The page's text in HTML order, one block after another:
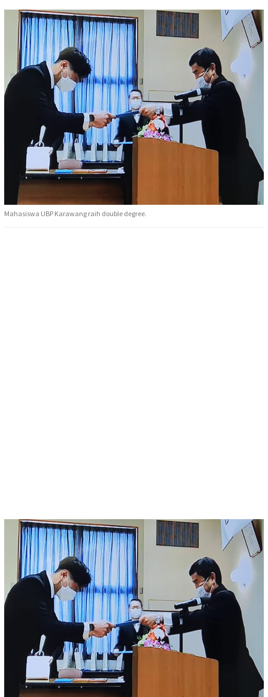
Mahasiswa UBP Karawang raih double degree.